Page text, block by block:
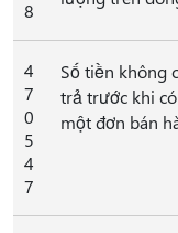
8
4
7
0
5
4
7
Số tiền không
trả trước khi
một đơn bán